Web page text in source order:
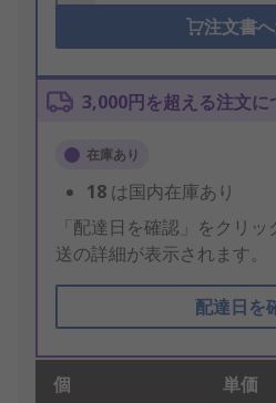
注文書
3,000円を超える注文
在庫あり
18 は国内在庫あり
「配達日を確認」をクリ
送の詳細が表示されます。
配達日を
個 単価